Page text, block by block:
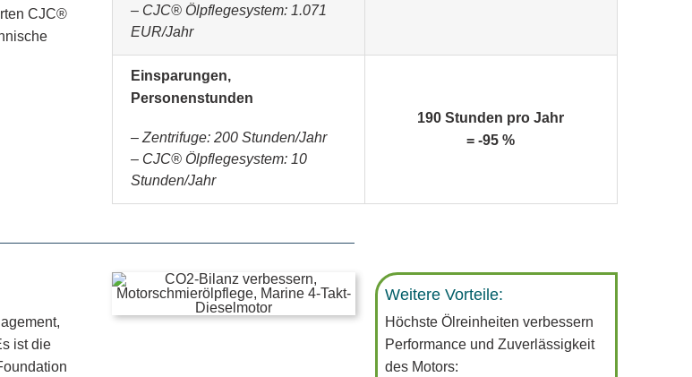
CJC®
– CJC® Ölpflegesystem: 1.071
EUR/Jahr
Einsparungen,
Personenstunden
– Zentrifuge: 200 Stunden/Jahr
– CJC® Ölpflegesystem: 10
Stunden/Jahr
190 Stunden pro Jahr
= -95 %
ist die
Weitere Vorteile:
Höchste Ölreinheiten verbessern
Performance und Zuverlässigkeit
des Motors: